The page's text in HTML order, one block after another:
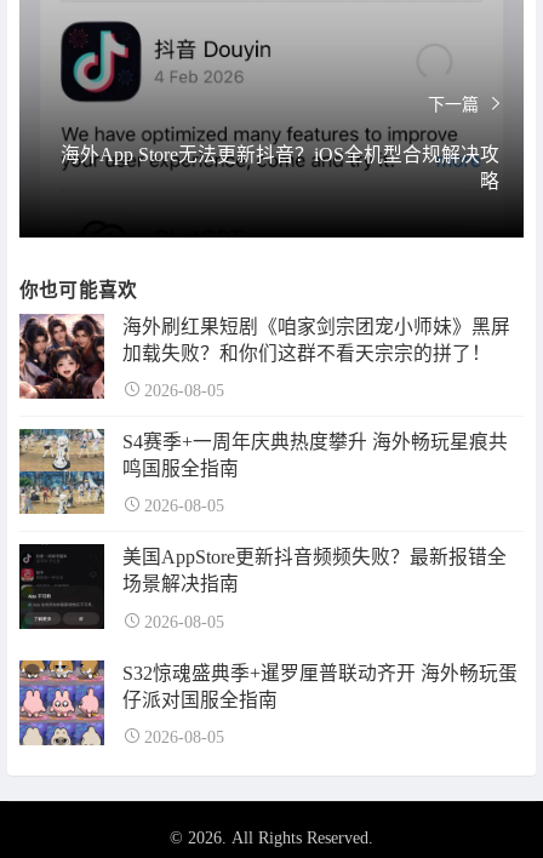
下一篇
海外App Store无法更新抖音？iOS全机型合规解决攻
略
你也可能喜欢
海外刷红果短剧《咱家剑宗团宠小师妹》黑屏
加载失败？和你们这群不看天宗宗的拼了！
2026-08-05
S4赛季+一周年庆典热度攀升 海外畅玩星痕共
鸣国服全指南
2026-08-05
美国AppStore更新抖音频频失败？最新报错全
场景解决指南
2026-08-05
S32惊魂盛典季+暹罗厘普联动齐开 海外畅玩蛋
仔派对国服全指南
2026-08-05
© 2026. All Rights Reserved.